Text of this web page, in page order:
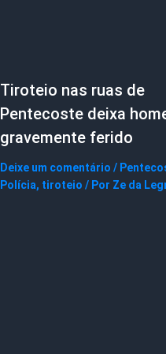
Tiroteio nas ruas de
Pentecoste deixa
gravemente ferido
Deixe um comentário /
Polícia, tiroteio / Por Ze da